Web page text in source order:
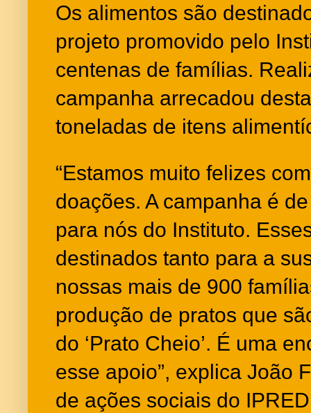
Os alimentos são
projeto promovido pelo
centenas de famílias.
campanha arrecadou
toneladas de itens
“Estamos muito felizes
doações. A campanha é
para nós do Instituto.
destinados tanto para a
nossas mais de 900
produção de pratos que
do ‘Prato Cheio’. É uma
esse apoio”, explica João
de ações sociais do